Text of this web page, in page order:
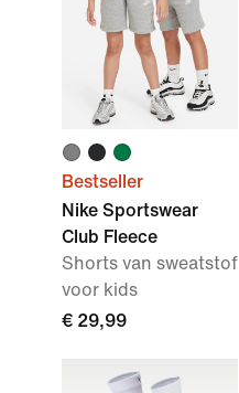
Bestseller
Nike Sportswear
Club Fleece
Shorts van sweatstof
voor kids
€ 29,99